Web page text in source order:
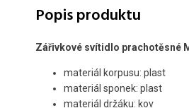
Popis produktu
Zářivkové svítidlo prachotěsné
materiál korpusu: plast
materiál sponek: plast
materiál držáku: kov